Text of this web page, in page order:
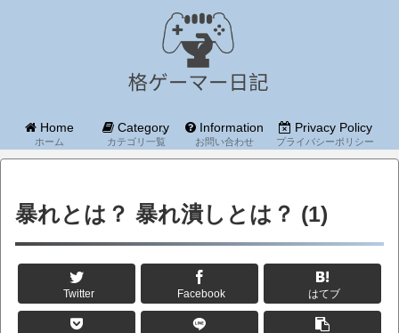
Home
ホーム
Category
カテゴリ一覧
Information
お問い合わせ
Privacy Policy
プライバシーポリシー
暴れとは？ 暴れ潰しとは？ (1)
Twitter Facebook はてブ